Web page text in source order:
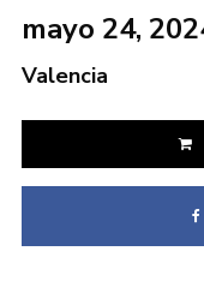
Login
Username or
mayo 24,
Valencia